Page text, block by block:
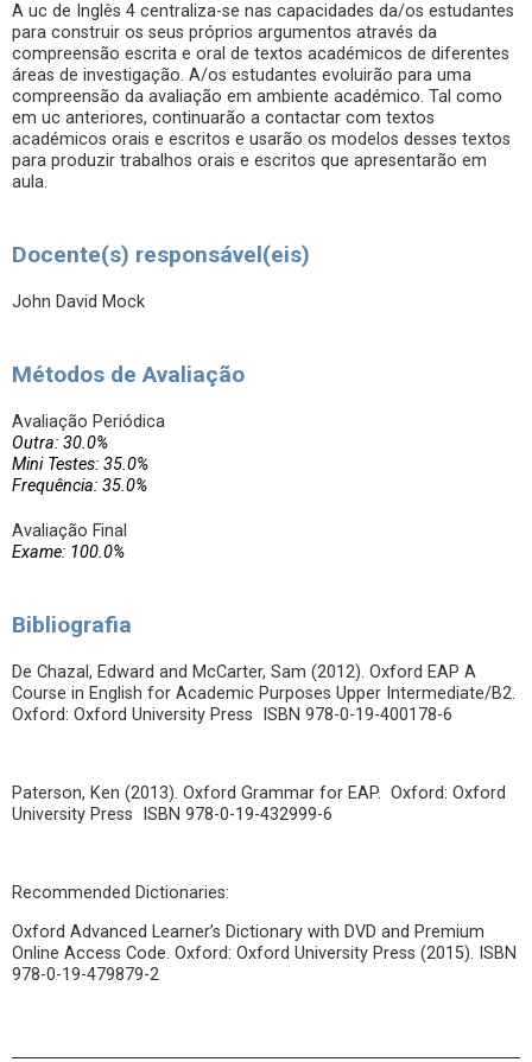
A uc de Inglês 4 centraliza-se nas capacidades da/os estudantes
para construir os seus próprios argumentos através da
compreensão escrita e oral de textos académicos de diferentes
áreas de investigação. A/os estudantes evoluirão para uma
compreensão da avaliação em ambiente académico. Tal como
em uc anteriores, continuarão a contactar com textos
académicos orais e escritos e usarão os modelos desses textos
para produzir trabalhos orais e escritos que apresentarão em
aula.
Docente(s) responsável(eis)
John David Mock
Métodos de Avaliação
Avaliação Periódica
Outra: 30.0%
Mini Testes: 35.0%
Frequência: 35.0%
Avaliação Final
Exame: 100.0%
Bibliografia
De Chazal, Edward and McCarter, Sam (2012). Oxford EAP A
Course in English for Academic Purposes Upper Intermediate/B2.
Oxford: Oxford University Press ISBN 978-0-19-400178-6
Paterson, Ken (2013). Oxford Grammar for EAP. Oxford: Oxford
University Press ISBN 978-0-19-432999-6
Recommended Dictionaries:
Oxford Advanced Learner’s Dictionary with DVD and Premium
Online Access Code. Oxford: Oxford University Press (2015). ISBN
978-0-19-479879-2